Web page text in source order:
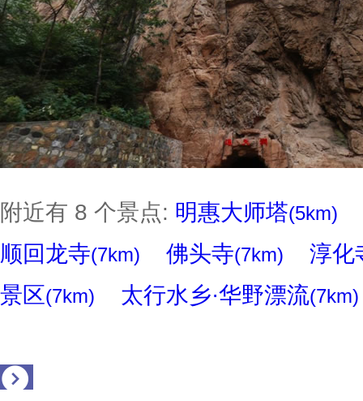
附近有 8 个景点: 明惠大师塔(5km)
顺回龙寺(7km) 佛头寺(7km)
淳化
景区(7km) 太行水乡·华野漂流(7km)